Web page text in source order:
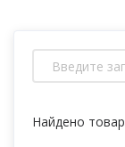
Найдено